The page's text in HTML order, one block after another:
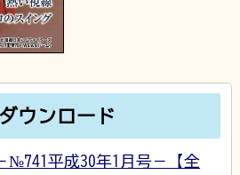
ウンロード
№741平成30年1月号－【全